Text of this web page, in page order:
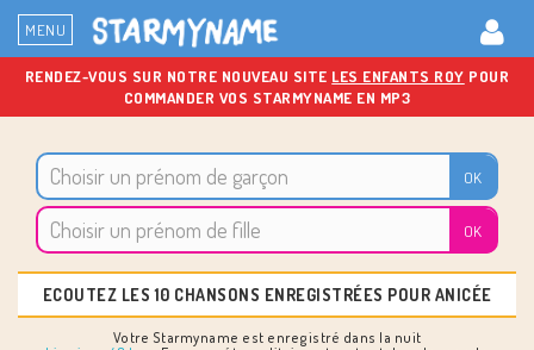
MENU
RENDEZ-VOUS SUR NOTRE NOUVEAU SITE LES ENFANTS ROY POUR
COMMANDER VOS STARMYNAME EN MP3
ECOUTEZ LES 10 CHANSONS ENREGISTRÉES POUR ANICÉE
Votre Starmyname est enregistré dans la nuit